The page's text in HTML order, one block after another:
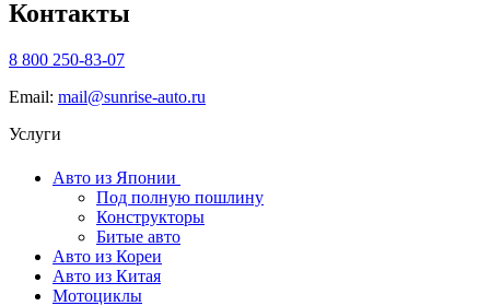
Контакты
8 800 250-83-07
Email: mail@sunrise-auto.ru
Услуги
Авто из Японии
Под полную пошлину
Конструкторы
Битые авто
Авто из Кореи
Авто из Китая
Мотоциклы